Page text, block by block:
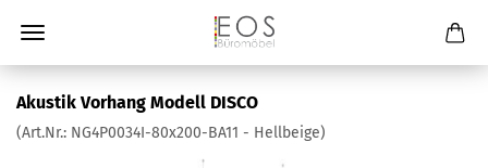
Akustik Vorhang Modell DISCO
(Art.Nr.: NG4P0034I-80x200-BA11 - Hellbeige)